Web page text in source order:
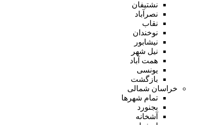
نشتیفان
نصرآباد
نقاب
نوخندان
نیشابور
نیل شهر
همت آباد
یونسی
بازگشت
خراسان شمالی
تمام شهر‌ها
بجنورد
آشخانه